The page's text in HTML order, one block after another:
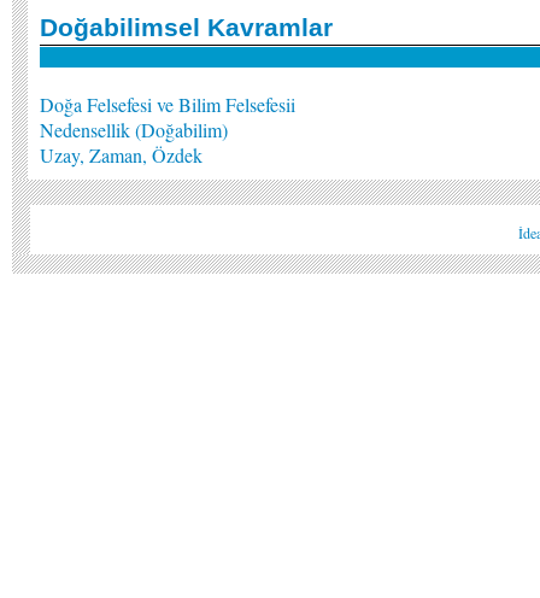
Doğabilimsel Kavramlar
Doğa Felsefesi ve Bilim Felsefesii
Nedensellik (Doğabilim)
Uzay, Zaman, Özdek